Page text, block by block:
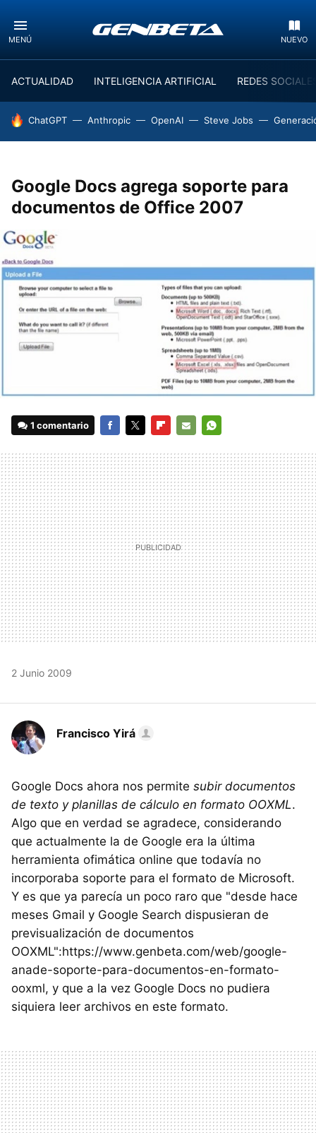
MENÚ NUEVO
ACTUALIDAD INTELIGENCIA ARTIFICIAL REDES
HOY SE HABLA DE
ChatGPT Anthropic OpenAI Steve Jobs
Google Docs agrega soporte para
documentos de Office 2007
1 comentario
MAIL
2 Junio 2009
Francisco Yirá
Google Docs ahora nos permite subir documentos
de texto y planillas de cálculo en formato OOXML.
Algo que en verdad se agradece, considerando
que actualmente la de Google era la última
herramienta ofimática online que todavía no
incorporaba soporte para el formato de Microsoft.
Y es que ya parecía un poco raro que "desde hace
meses Gmail y Google Search dispusieran de
previsualización de documentos
OOXML":https://www.genbeta.com/web/google-
anade-soporte-para-documentos-en-formato-
ooxml, y que a la vez Google Docs no pudiera
siquiera leer archivos en este formato.